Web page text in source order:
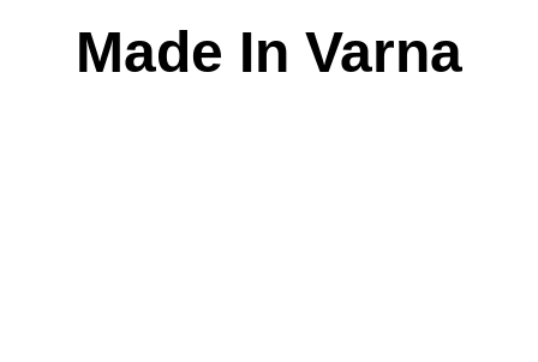
Made In Varna